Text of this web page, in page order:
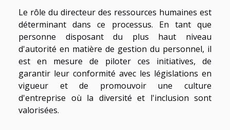
Le rôle du directeur des ressources humaines est
déterminant dans ce processus. En tant que
personne disposant du plus haut niveau
d'autorité en matière de gestion du personnel, il
est en mesure de piloter ces initiatives, de
garantir leur conformité avec les législations en
vigueur et de promouvoir une culture
d'entreprise où la diversité et l'inclusion sont
valorisées.